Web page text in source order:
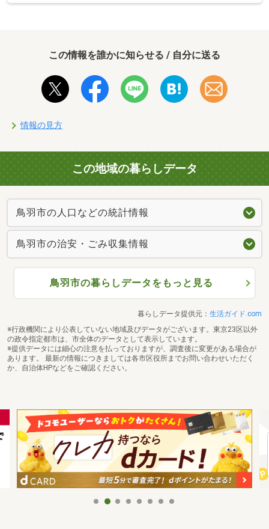
この情報を誰かに知らせる / 自分に送る
情報の見方
この地域の暮らしデータ
鳥羽市の人口などの統計情報
鳥羽市の治安・ごみ収集情報
鳥羽市の暮らしデータをもっと見る
暮らしデータ提供元： 生活ガイド.com
※行政機関により公表していない地域及びデータがございます。東京23区以外
の政令指定都市は、市全体のデータとして表示しています。
※提供データには細心の注意を払っておりますが、調査後に変更がある場合が
あります。 最新の情報につきましては各市区役所までお問い合わせいただく
か、自治体HPなどをご確認ください。